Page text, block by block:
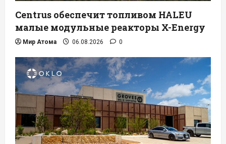
Centrus обеспечит топливом HALEU
малые модульные реакторы X-Energy
Мир Атома 06.08.2026 0